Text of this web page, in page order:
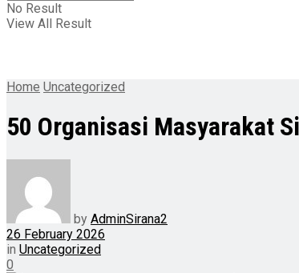
No Result
View All Result
Home Uncategorized
50 Organisasi Masyarakat
by AdminSirana2
26 February 2026
in Uncategorized
0